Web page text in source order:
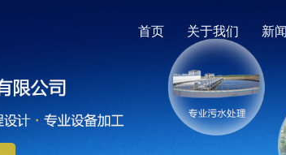
首页 关于我们 新